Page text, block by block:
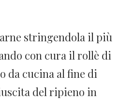
stringendola il più
con cura il rollè di
da cucina al fine di
del ripieno in